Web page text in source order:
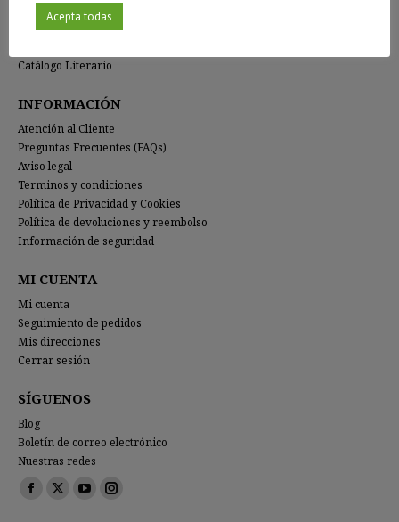
Red de distribución
Distribución de e-books
Catálogo Literario
INFORMACIÓN
Atención al Cliente
Preguntas Frecuentes (FAQs)
Aviso legal
Terminos y condiciones
Política de Privacidad y Cookies
Política de devoluciones y reembolso
Información de seguridad
MI CUENTA
Mi cuenta
Seguimiento de pedidos
Mis direcciones
Cerrar sesión
SÍGUENOS
Blog
Boletín de correo electrónico
Nuestras redes
Encuéntranos en:
Facebook
X
YouTubeInstagram
Acepta todas